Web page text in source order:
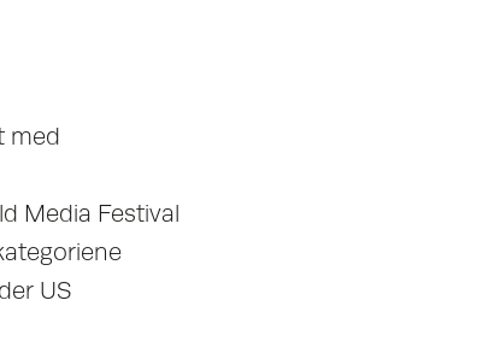
med
Media Festival
US